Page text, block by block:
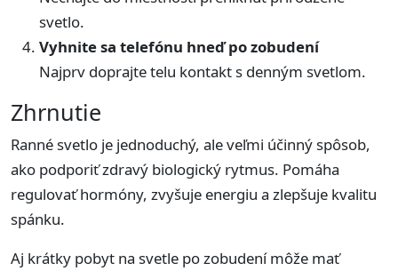
svetlo.
Vyhnite sa telefónu hneď po zobudení
Najprv doprajte telu kontakt s denným svetlom.
Zhrnutie
Ranné svetlo je jednoduchý, ale veľmi účinný spôsob,
ako podporiť zdravý biologický rytmus. Pomáha
regulovať hormóny, zvyšuje energiu a zlepšuje kvalitu
spánku.
Aj krátky pobyt na svetle po zobudení môže mať